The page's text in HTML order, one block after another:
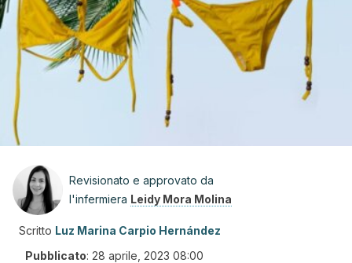
Revisionato e approvato da
l'infermiera Leidy Mora Molina
Scritto Luz Marina Carpio Hernández
Pubblicato: 28 aprile, 2023 08:00